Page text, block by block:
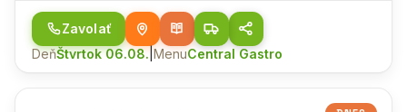
Zavolať
DeňŠtvrtok 06.08.|MenuCentral Gastro